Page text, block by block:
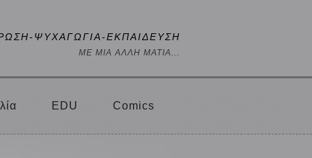
ΨΥΧΑΓΩΓΙΑ-ΕΚΠΑΙΔΕΥΣΗ
ΜΕ ΜΙΑ ΑΛΛΗ ΜΑΤΙΑ...
EDU Comics